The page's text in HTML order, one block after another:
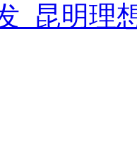
_昆明理